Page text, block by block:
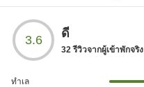
3.6 ดี
32รีวิวจากผู้เข้าพักจริง
ทำเล